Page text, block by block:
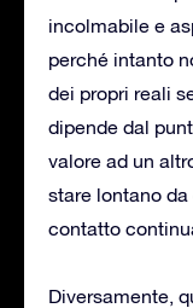
incolmabile e
perché intanto
dei propri reali
dipende dal
valore ad un
stare lontano
contatto
Diversamente,